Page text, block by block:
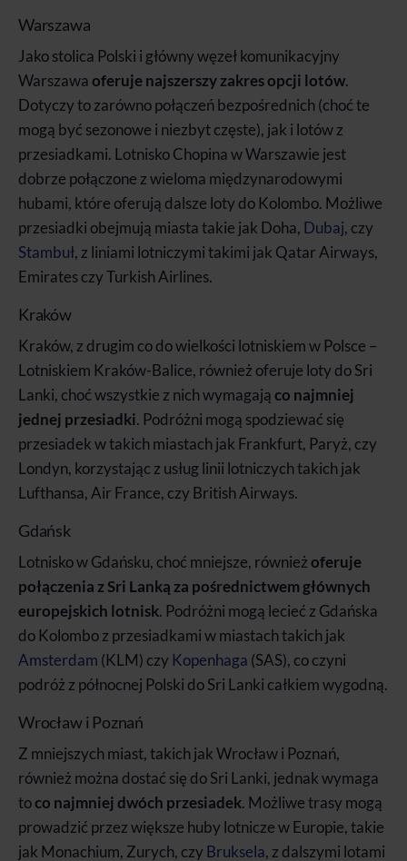
Warszawa
Jako stolica Polski i główny węzeł komunikacyjny
Warszawaoferuje najszerszy zakres opcji lotów.
Dotyczy to zarówno połączeń bezpośrednich (choć te
mogą być sezonowe i niezbyt częste), jak i lotów z
przesiadkami. Lotnisko Chopina w Warszawie jest
dobrze połączone z wieloma międzynarodowymi
hubami, które oferują dalsze loty do Kolombo. Możliwe
przesiadki obejmują miasta takie jak Doha, Dubaj, czy
Stambuł, z liniami lotniczymi takimi jak Qatar Airways,
Emirates czy Turkish Airlines.
Kraków
Kraków, z drugim co do wielkości lotniskiem w Polsce –
Lotniskiem Kraków-Balice, również oferuje loty do Sri
Lanki, choć wszystkie z nich wymagająco najmniej
jednej przesiadki. Podróżni mogą spodziewać się
przesiadek w takich miastach jak Frankfurt, Paryż, czy
Londyn, korzystając z usług linii lotniczych takich jak
Lufthansa, Air France, czy British Airways.
Gdańsk
Lotnisko w Gdańsku, choć mniejsze, równieżoferuje
połączenia z Sri Lanką za pośrednictwem głównych
europejskich lotnisk. Podróżni mogą lecieć z Gdańska
do Kolombo z przesiadkami w miastach takich jak
Amsterdam (KLM) czy Kopenhaga (SAS), co czyni
podróż z północnej Polski do Sri Lanki całkiem wygodną.
Wrocław i Poznań
Z mniejszych miast, takich jak Wrocław i Poznań,
również można dostać się do Sri Lanki, jednak wymaga
toco najmniej dwóch przesiadek. Możliwe trasy mogą
prowadzić przez większe huby lotnicze w Europie, takie
jak Monachium, Zurych, czy Bruksela, z dalszymi lotami